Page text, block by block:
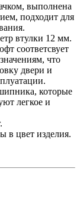
выполнена
подходит для
втулки 12 мм.
соответсвует
что
двери и
которые
легкое и
в цвет изделия.